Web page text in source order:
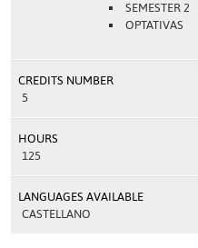
SEMESTER 2
OPTATIVAS
CREDITS NUMBER
5
HOURS
125
LANGUAGES AVAILABLE
CASTELLANO